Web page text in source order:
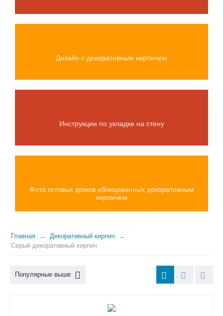
Дизайн с декоративным кирпичем
Инструкции по укладке на стену
Фото готовых домов облицованных декоративным
кирпичем
Главная
Декоративный кирпич
Серый декоративный кирпич
Популярные выше